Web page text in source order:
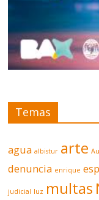
Temas
agua albistur arte
denuncia enrique
judicial luz multas